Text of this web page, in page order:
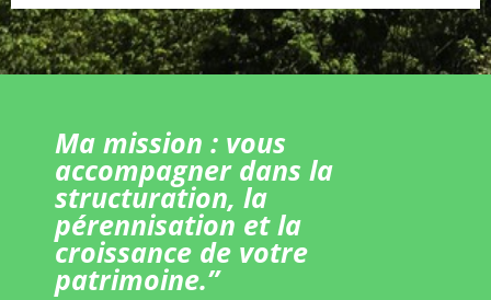
Ma mission : vous
accompagner dans la
structuration, la
pérennisation et la
croissance de votre
patrimoine.”